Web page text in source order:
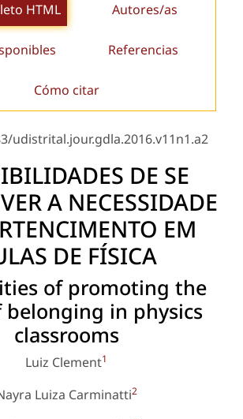
HTML Autores/as
Referencias
Cómo citar
udistrital.jour.gdla.2016.v11n1.a2
DE SE
A NECESSIDADE
EM
DE FÍSICA
of promoting the
belonging in physics
classrooms
Luiz Clement1
Luiza Carminatti2